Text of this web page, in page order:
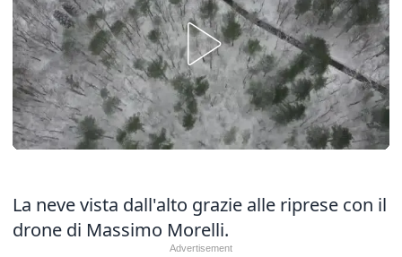
La neve vista dall'alto grazie alle riprese con il
drone di Massimo Morelli.